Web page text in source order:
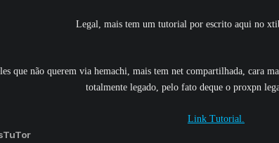
Legal, mais tem um tutorial por escrito aqui no
que não querem via hemachi, mais tem net compartilhada, cara
totalmente legado, pelo fato deque o proxpn
Link Tutorial.